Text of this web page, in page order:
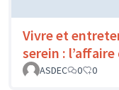
Vivre et
serein :
ASDEC
0 0